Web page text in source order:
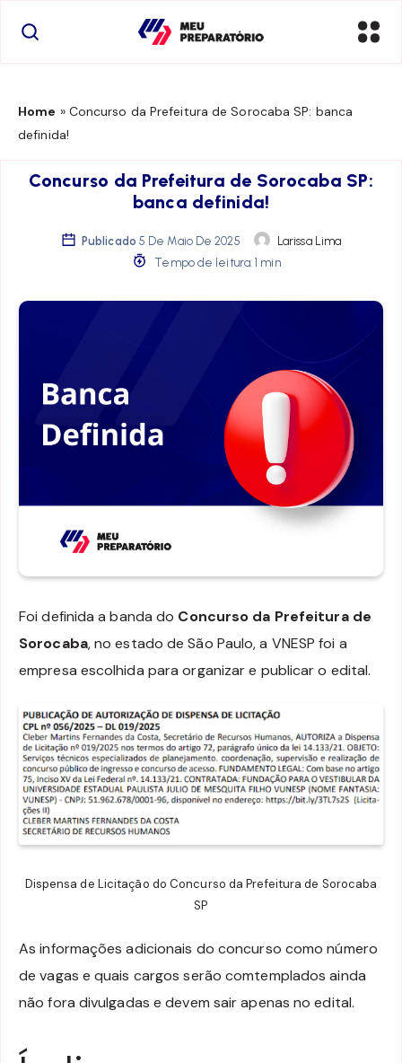
Home » Concurso da Prefeitura de Sorocaba SP: banca
definida!
Concurso da Prefeitura de Sorocaba SP:
banca definida!
Publicado 5 De Maio De 2025
Larissa Lima
Tempo de leitura: 1 min
Foi definida a banda do Concurso da Prefeitura de
Sorocaba, no estado de São Paulo, a VNESP foi a
empresa escolhida para organizar e publicar o edital.
Dispensa de Licitação do Concurso da Prefeitura de Sorocaba
SP
As informações adicionais do concurso como número
de vagas e quais cargos serão comtemplados ainda
não fora divulgadas e devem sair apenas no edital.